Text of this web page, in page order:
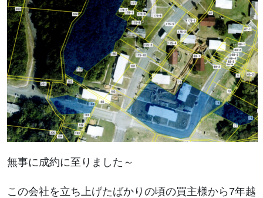
無事に成約に至りました～
この会社を立ち上げたばかりの頃の買主様から7年越